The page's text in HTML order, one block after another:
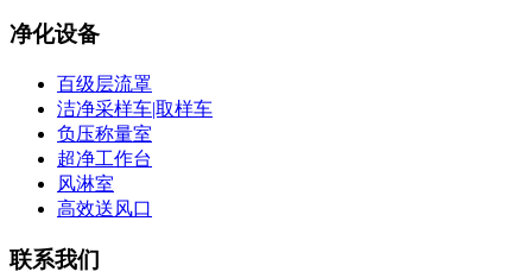
净化设备
百级层流罩
洁净采样车|取样车
负压称量室
超净工作台
风淋室
高效送风口
联系我们